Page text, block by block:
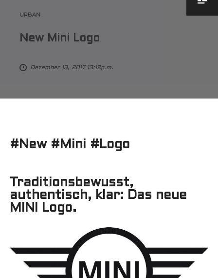
URBAN
New Mini Logo
Dezember 13, 2017 13:12p.m.
#New #Mini #Logo
Traditionsbewusst,
authentisch, klar: Das neue
MINI Logo.